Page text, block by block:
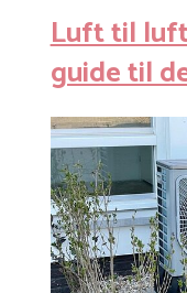
Luft til luft
guide til